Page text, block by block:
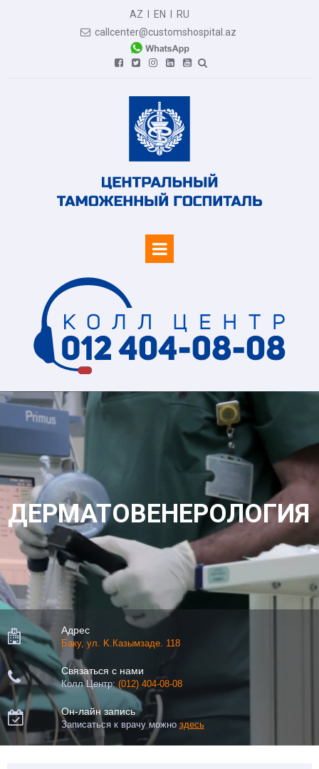
AZ EN RU
 callcenter@customshospital.az
     
ДЕРМАТОВЕНЕРОЛОГИЯ
 Адрес
Баку, ул. K.Казымзаде. 118
 Связаться с нами
Колл Центр: (012) 404-08-08
 Он-лайн запись
Записаться к врачу можно здесь